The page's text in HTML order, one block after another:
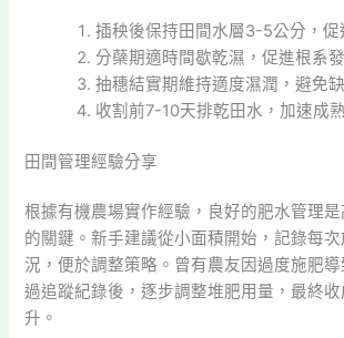
插秧後保持田間水層3-5公分，促
分蘗期適時間歇乾濕，促進根系
抽穗結實期維持適度濕潤，避免
收割前7-10天排乾田水，加速成熟
田間管理經驗分享
根據有機農場實作經驗，良好的肥水管理
的關鍵。新手建議從小面積開始，記錄每
況，便於調整策略。曾有農友因過度施肥
過追蹤紀錄後，逐步調整堆肥用量，最終
升。